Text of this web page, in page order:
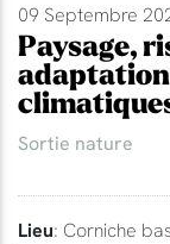
09 Septembre
Paysage,
Sortie nature
Lieu: Corniche